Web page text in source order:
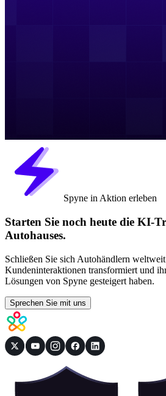
Spyne in Aktion erleben
Starten Sie noch heute die KI-
Autohauses.
Schließen Sie sich Autohändlern
Kundeninteraktionen transformiert und
Lösungen von Spyne gesteigert haben.
Sprechen Sie mit uns